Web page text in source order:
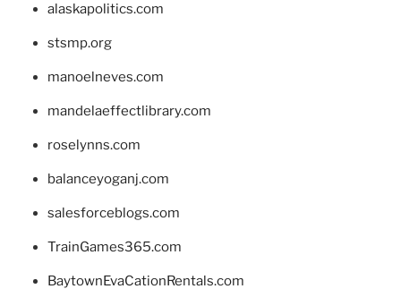
alaskapolitics.com
stsmp.org
manoelneves.com
mandelaeffectlibrary.com
roselynns.com
balanceyoganj.com
salesforceblogs.com
TrainGames365.com
BaytownEvaCationRentals.com